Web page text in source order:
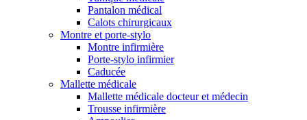
Pantalon médical
Calots chirurgicaux
Montre et porte-stylo
Montre infirmière
Porte-stylo infirmier
Caducée
Mallette médicale
Mallette médicale docteur et médecin
Trousse infirmière